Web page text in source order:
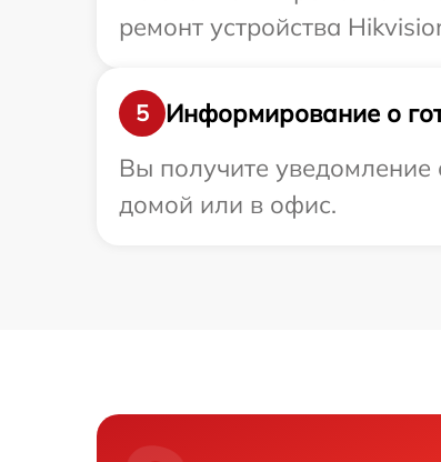
ремонт устройства
5
Информирование о
Вы получите уведомление
домой или в офис.